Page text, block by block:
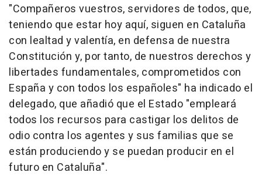
"Compañeros vuestros, servidores de todos, que,
teniendo que estar hoy aquí, siguen en Cataluña
con lealtad y valentía, en defensa de nuestra
Constitución y, por tanto, de nuestros derechos y
libertades fundamentales, comprometidos con
España y con todos los españoles" ha indicado el
delegado, que añadió que el Estado "empleará
todos los recursos para castigar los delitos de
odio contra los agentes y sus familias que se
están produciendo y se puedan producir en el
futuro en Cataluña".